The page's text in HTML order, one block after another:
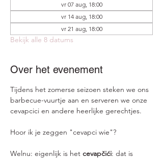
vr 07 aug, 18:00
vr 14 aug, 18:00
vr 21 aug, 18:00
Bekijk alle 8 datums
Over het evenement
Tijdens het zomerse seizoen steken we ons
barbecue-vuurtje aan en serveren we onze
cevapcici en andere heerlijke gerechtjes.
Hoor ik je zeggen "cevapci wie"?
Welnu: eigenlijk is het cevapčići: dat is